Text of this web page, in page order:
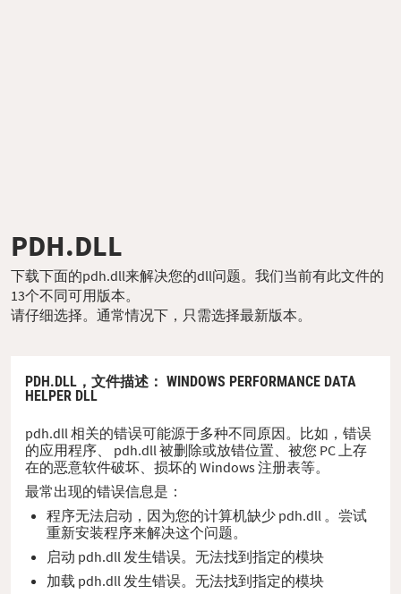
PDH.DLL
下载下面的pdh.dll来解决您的dll问题。我们当前有此文件的
13个不同可用版本。
请仔细选择。通常情况下，只需选择最新版本。
PDH.DLL， 文件描述 ： WINDOWS PERFORMANCE DATA
HELPER DLL
pdh.dll 相关的错误可能源于多种不同原因。比如，错误
的应用程序、 pdh.dll 被删除或放错位置、被您 PC 上存
在的恶意软件破坏、损坏的 Windows 注册表等。
最常出现的错误信息是：
程序无法启动，因为您的计算机缺少 pdh.dll 。尝试
重新安装程序来解决这个问题。
启动 pdh.dll 发生错误。无法找到指定的模块
加载 pdh.dll 发生错误。无法找到指定的模块